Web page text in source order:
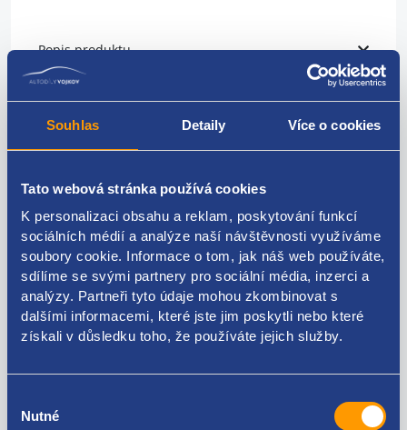
Souhlas Detaily Více o cookies
Tato webová stránka používá cookies
K personalizaci obsahu a reklam, poskytování funkcí
sociálních médií a analýze naší návštěvnosti využíváme
soubory cookie. Informace o tom, jak náš web používáte,
sdílíme se svými partnery pro sociální média, inzerci a
analýzy. Partneři tyto údaje mohou zkombinovat s
dalšími informacemi, které jste jim poskytli nebo které
získali v důsledku toho, že používáte jejich služby.
souhlasu
Nutné
Popis produktu
vodítko bezpečnostního pásu
VAG originál: 1K9857781
Kódy produktu
1K9857781
Volkswagen Golf V 2003 - 2009